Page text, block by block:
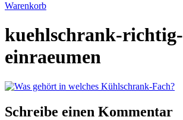
Warenkorb
kuehlschrank-richtig-
einraeumen
Schreibe einen Kommentar